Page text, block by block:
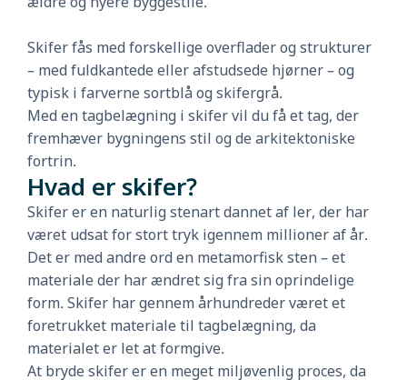
Skifer fås med forskellige overflader og strukturer
– med fuldkantede eller afstudsede hjørner – og
typisk i farverne sortblå og skifergrå.
Med en tagbelægning i skifer vil du få et tag, der
fremhæver bygningens stil og de arkitektoniske
fortrin.
Hvad er skifer?
Skifer er en naturlig stenart dannet af ler, der har
været udsat for stort tryk igennem millioner af år.
Det er med andre ord en metamorfisk sten – et
materiale der har ændret sig fra sin oprindelige
form. Skifer har gennem århundreder været et
foretrukket materiale til tagbelægning, da
materialet er let at formgive.
At bryde skifer er en meget miljøvenlig proces, da